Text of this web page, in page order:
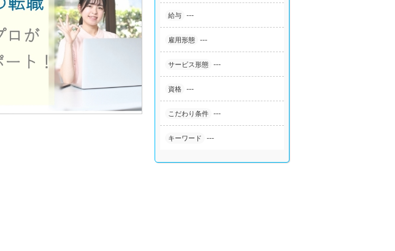
給与 ---
雇用形態 ---
サービス形態 ---
資格 ---
こだわり条件 ---
キーワード ---